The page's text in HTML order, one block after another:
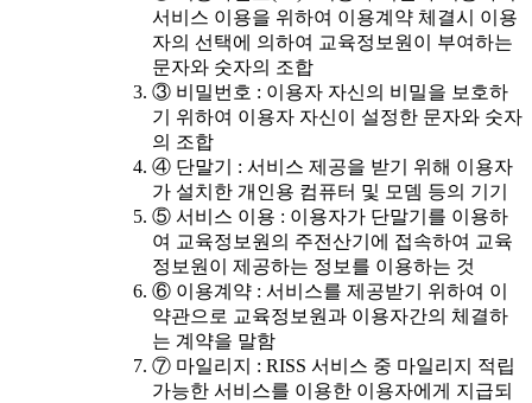
서비스 이용을 위하여 이용계약 체결시 이용
자의 선택에 의하여 교육정보원이 부여하는
문자와 숫자의 조합
③ 비밀번호 : 이용자 자신의 비밀을 보호하
기 위하여 이용자 자신이 설정한 문자와 숫자
의 조합
④ 단말기 : 서비스 제공을 받기 위해 이용자
가 설치한 개인용 컴퓨터 및 모뎀 등의 기기
⑤ 서비스 이용 : 이용자가 단말기를 이용하
여 교육정보원의 주전산기에 접속하여 교육
정보원이 제공하는 정보를 이용하는 것
⑥ 이용계약 : 서비스를 제공받기 위하여 이
약관으로 교육정보원과 이용자간의 체결하
는 계약을 말함
⑦ 마일리지 : RISS 서비스 중 마일리지 적립
가능한 서비스를 이용한 이용자에게 지급되